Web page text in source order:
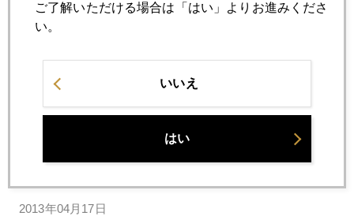
シンガポールからゴールドレポート
2013年04月19日
通貨大空位時代、通貨戦争、そして金急落
2013年04月17日
ご了解いただける場合は「はい」よりお進みくださ
い。
いいえ
はい